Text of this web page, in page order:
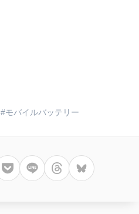
モバイルバッテリー